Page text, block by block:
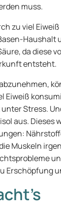
muss.
zu viel
Haushalt
da diese
entsteht.
Eiweiß
Stress.
aus.
Muskeln
Erschöpfung